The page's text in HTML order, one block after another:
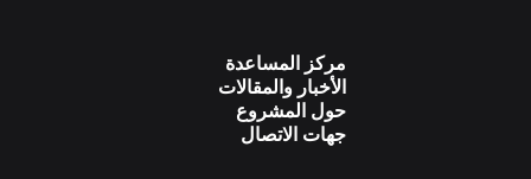
مركز المساعدة
الأخبار والمقالات
حول المشروع
جهات الاتصال